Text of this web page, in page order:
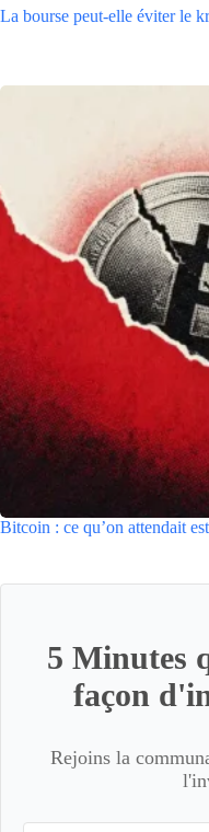
La bourse peut-elle éviter le
Bitcoin : ce qu’on attendait
5 Minutes
façon
Rejoins la